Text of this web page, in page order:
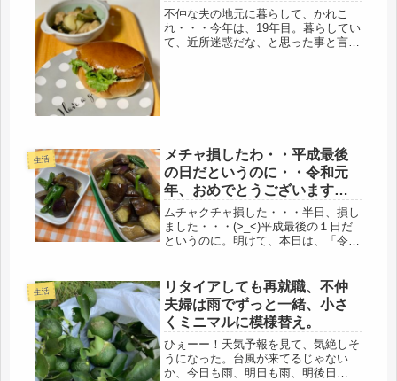
ュバーガーで乗り切る
不仲な夫の地元に暮らして、かれこ
れ・・・今年は、19年目。暮らしてい
て、近所迷惑だな、と思った事と言え
生活
メチャ損したわ・・平成最後
の日だというのに・・令和元
年、おめでとうございます、
さあ仕事です。
ムチャクチャ損した・・・半日、損し
ました・・・(>_<)平成最後の１日だ
というのに。明けて、本日は、「令
書けるわけでもなく、講釈じみたブロ
グなど、自分でも読む気にもならな
い...
生活
リタイアしても再就職、不仲
夫婦は雨でずっと一緒、小さ
くミニマルに模様替え。
ひぇーー！天気予報を見て、気絶しそ
うになった。台風が来てるじゃない
か、今日も雨、明日も雨、明後日